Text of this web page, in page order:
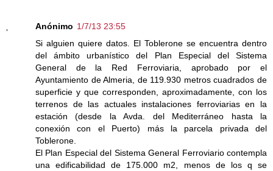
Anónimo 1/7/13 23:55
Si alguien quiere datos. El Toblerone se encuentra dentro
del ámbito urbanístico del Plan Especial del Sistema
General de la Red Ferroviaria, aprobado por el
Ayuntamiento de Almeria, de 119.930 metros cuadrados de
superficie y que corresponden, aproximadamente, con los
terrenos de las actuales instalaciones ferroviarias en la
estación (desde la Avda. del Mediterráneo hasta la
conexión con el Puerto) más la parcela privada del
Toblerone.
El Plan Especial del Sistema General Ferroviario contempla
una edificabilidad de 175.000 m2, menos de los q se